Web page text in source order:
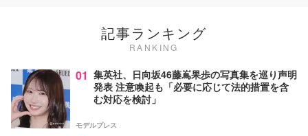
記事ランキング
RANKING
01 集英社、日向坂46藤嶌果歩の写真集を巡り声明
発表 注意喚起も「必要に応じて法的措置を含
む対応を検討」
モデルプレス